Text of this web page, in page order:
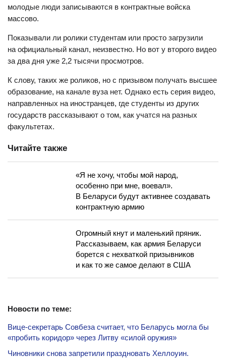
молодые люди записываются в контрактные войска
массово.
Показывали ли ролики студентам или просто загрузили
на официальный канал, неизвестно. Но вот у второго видео
за два дня уже 2,2 тысячи просмотров.
К слову, таких же роликов, но с призывом получать высшее
образование, на канале вуза нет. Однако есть серия видео,
направленных на иностранцев, где студенты из других
государств рассказывают о том, как учатся на разных
факультетах.
Читайте также
«Я не хочу, чтобы мой народ,
особенно при мне, воевал».
В Беларуси будут активнее создавать
контрактную армию
Огромный кнут и маленький пряник.
Рассказываем, как армия Беларуси
борется с нехваткой призывников
и как то же самое делают в США
Новости по теме:
Вице-секретарь Совбеза считает, что Беларусь могла бы
«пробить коридор» через Литву «силой оружия»
Чиновники снова запретили праздновать Хеллоуин.